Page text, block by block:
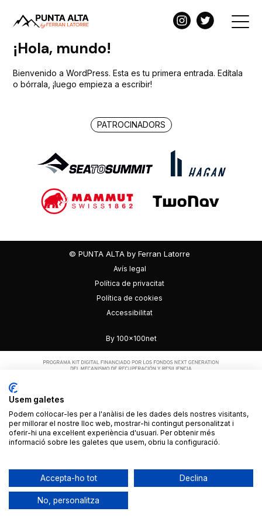
¡Hola, mundo!
Bienvenido a WordPress. Esta es tu primera entrada. Edítala
o bórrala, ¡luego empieza a escribir!
PATROCINADORS
© PUNTA ALTA by Ferran Latorre
Avís legal
Política de privacitat
Política de cookies
Accessibilitat
By 100x100net
Usem galetes
Podem col·locar-les per a l'anàlisi de les dades dels nostres visitants,
per millorar el nostre lloc web, mostrar-hi contingut personalitzat i
oferir-hi una excel·lent experiència d'usuari. Per obtenir més
informació sobre les galetes que usem, obriu la configuració.
Accepta-ho tot Declina
No, personalitza